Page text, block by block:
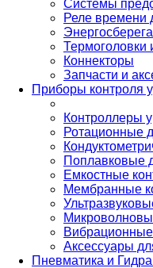
Системы
Реле времени
Термоголовки
Коннекторы
Запчасти и
Приборы контроля
Контроллеры
Ротационные
Поплавковые
Емкостные
Мембранные
Аксессуары
Пневматика и